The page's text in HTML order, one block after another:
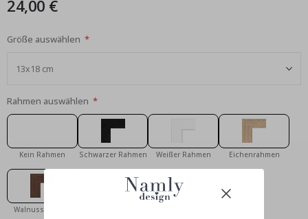
24,00 €
Größe auswählen
Rahmen auswählen
Kein Rahmen Schwarzer Rahmen Weißer Rahmen Eichenrahmen
Walnussrahmen